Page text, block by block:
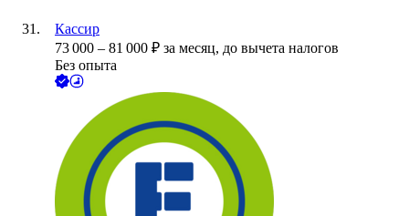
Кассир
73 000 – 81 000 ₽ за месяц, до вычета налогов
Без опыта